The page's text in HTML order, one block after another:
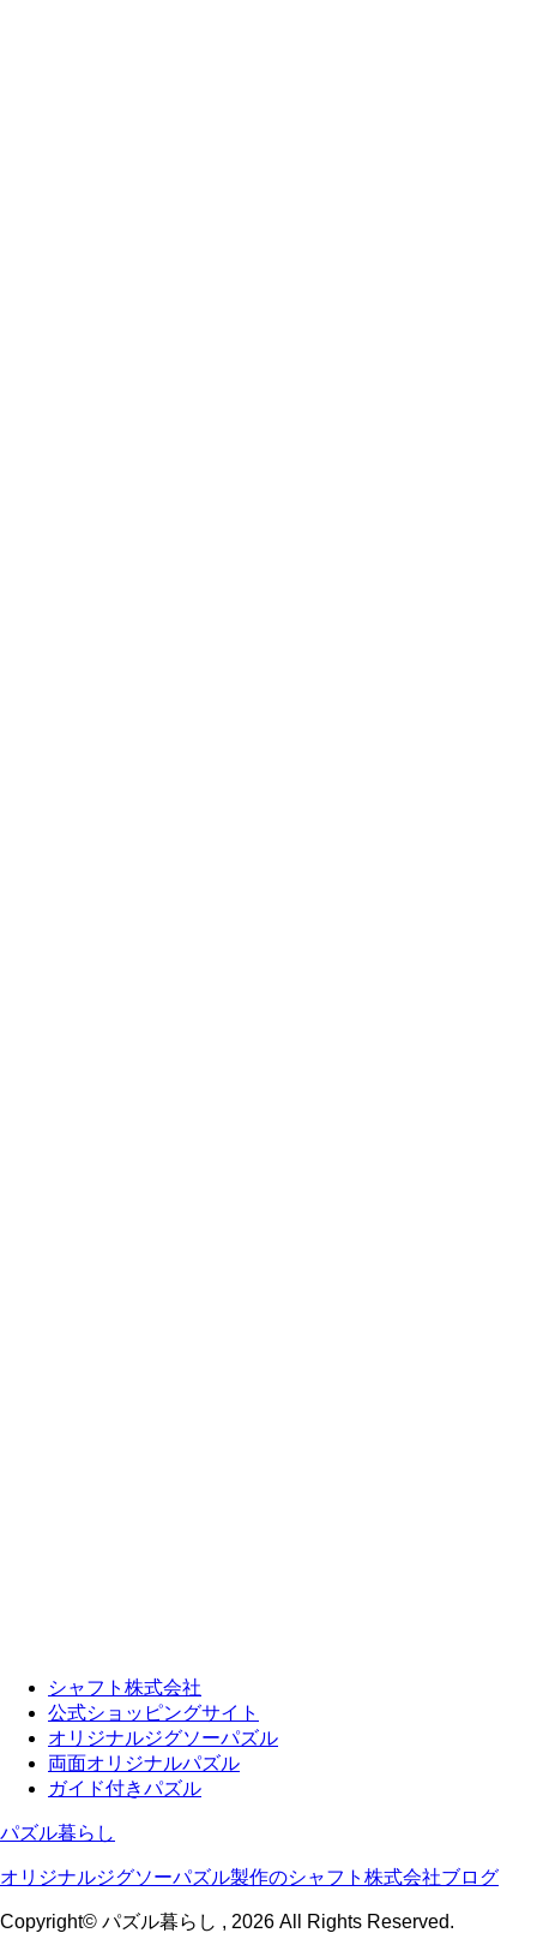
シャフト株式会社
公式ショッピングサイト
オリジナルジグソーパズル
両面オリジナルパズル
ガイド付きパズル
パズル暮らし
オリジナルジグソーパズル製作のシャフト株式会社ブログ
Copyright© パズル暮らし , 2026 All Rights Reserved.